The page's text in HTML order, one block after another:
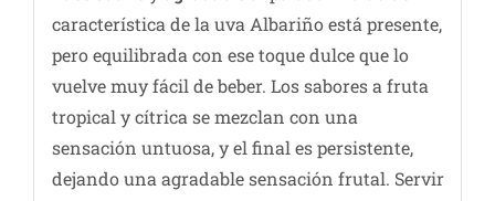
característica de la uva Albariño está presente,
pero equilibrada con ese toque dulce que lo
vuelve muy fácil de beber. Los sabores a fruta
tropical y cítrica se mezclan con una
sensación untuosa, y el final es persistente,
dejando una agradable sensación frutal. Servir